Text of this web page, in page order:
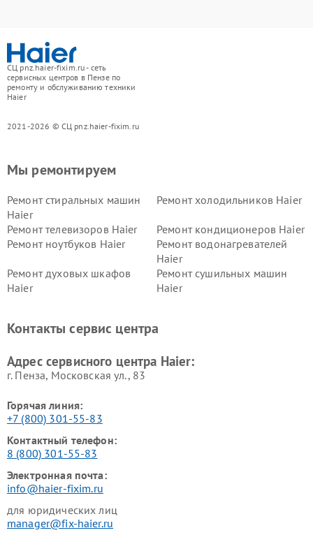
СЦ pnz.haier-fixim.ru - сеть
сервисных центров в Пензе по
ремонту и обслуживанию техники
Haier
2021-2026 © СЦ pnz.haier-fixim.ru
Мы ремонтируем
Ремонт стиральных машин
Haier
Ремонт холодильников Haier
Ремонт телевизоров Haier
Ремонт кондиционеров Haier
Ремонт ноутбуков Haier
Ремонт водонагревателей
Haier
Ремонт духовых шкафов
Haier
Ремонт сушильных машин
Haier
Ремонт роботов-пылесосов
Ремонт посудомоечных
Контакты сервис центра
Адрес сервисного центра Haier:
г. Пенза, Московская ул., 83
Горячая линия:
+7 (800) 301-55-83
Контактный телефон:
8 (800) 301-55-83
Электронная почта:
info@haier-fixim.ru
для юридических лиц
manager@fix-haier.ru